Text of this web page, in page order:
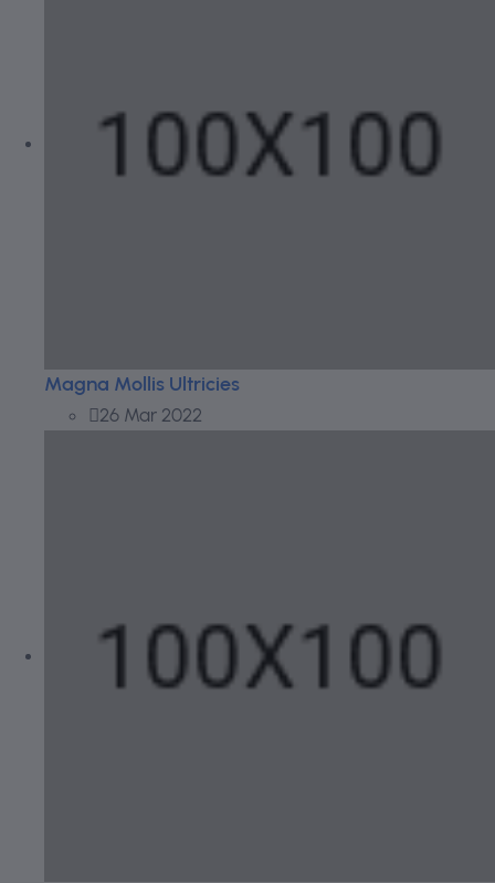
Magna Mollis Ultricies
26 Mar 2022